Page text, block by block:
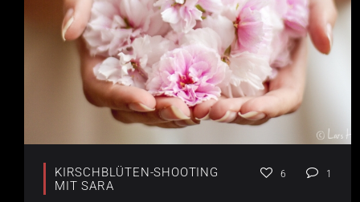
KIRSCHBLÜTEN-SHOOTING
MIT SARA
6 1